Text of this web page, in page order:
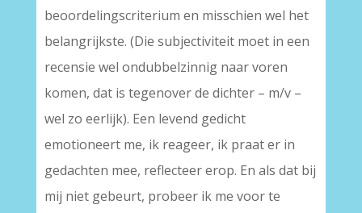
beoordelingscriterium en misschien wel het
belangrijkste. (Die subjectiviteit moet in een
recensie wel ondubbelzinnig naar voren
komen, dat is tegenover de dichter – m/v –
wel zo eerlijk). Een levend gedicht
emotioneert me, ik reageer, ik praat er in
gedachten mee, reflecteer erop. En als dat bij
mij niet gebeurt, probeer ik me voor te